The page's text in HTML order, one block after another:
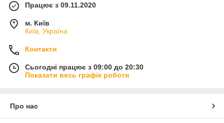
Працює з 09.11.2020
м. Київ
Київ, Україна
Контакти
Сьогодні працює з 09:00 до 20:30
Показати весь графік роботи
Про нас